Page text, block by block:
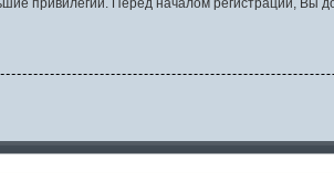
привилегии. Перед началом регистрации,